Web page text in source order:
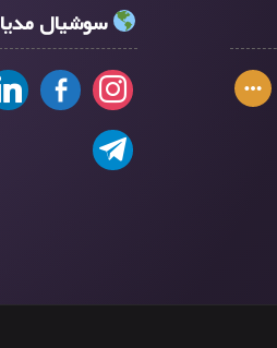
سوشیال مدیا